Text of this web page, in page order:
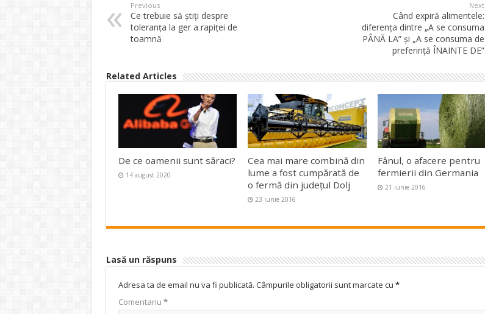
Previous
Ce trebuie să ştiţi despre
toleranţa la ger a rapiţei de
toamnă
Next
Când expiră alimentele:
diferenţa dintre „A se consuma
PÂNĂ LA” şi „A se consuma de
preferinţă ÎNAINTE DE”
Related Articles
De ce oamenii sunt săraci?
14 august 2020
Cea mai mare combină din
lume a fost cumpărată de
o fermă din judeţul Dolj
23 iunie 2016
Fânul, o afacere pentru
fermierii din Germania
21 iunie 2016
Lasă un răspuns
Adresa ta de email nu va fi publicată. Câmpurile obligatorii sunt marcate cu *
Comentariu *